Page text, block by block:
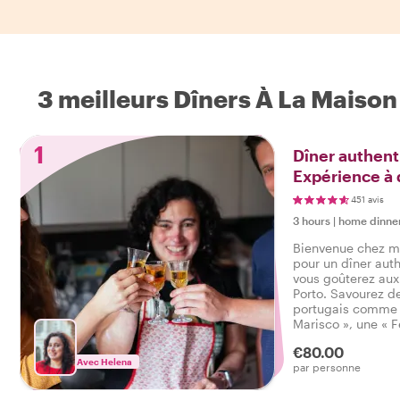
3 meilleurs Dîners À La
1
Avec Helena
Dîner
Expérience à
451 avis
3 hours | home
Bienvenue chez
pour un dîner
vous goûterez
Porto. Savourez
portugais comme
Marisco », une «
boissons sont
bon moment !
€80.00
par personne